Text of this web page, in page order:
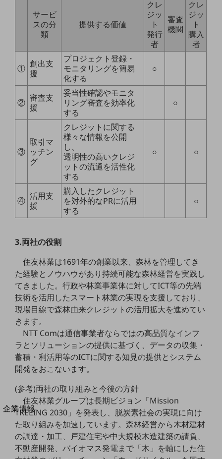
ネットワーク
モバイル・音声
バックオフィス
リモート・ハイブリッドワーク
その他のお悩みはこちら
業界から見つける
業界から見つけるTOP
製造業
小売・卸売業
運輸業
建設業
地域産業
その他の業界はこちら
ゲーム感覚で見つける
ビジネスお悩み診断
NTTドコモビジネス
オンラインショップ
モバイル・ICTサービスをオンラインで
相談・申し込みができるバーチャルショップ
法人向けモバイルトップ
はじめての方へ
サービス・商品を探す
新規会員登録/ログインはこちら
100回線以上のお問い合わせ・お見積りはこちら
別ウィンドウで開きます
企業情報
企業情報TOP
会社案内
会社案内TOP
サービ
スの分
類
提供する価値
クレ
ジッ
ト
発行
者
審査
機関
クレ
ジッ
ト
購入
者
① 創出支
援
プロジェクト登録・
モニタリングを簡易
化する
○
② 審査支
援
妥当性確認やモニタ
リング審査を効率化
する
○
③
取引マ
ッチン
グ
クレジットに関する
様々な情報を公開
し、
透明性の高いクレジ
ットの流通を活性化
する
○ ○
④ 活用支
援
購入したクレジット
を対外的なPRに活用
する
○
3.両社の役割
住友林業は1691年の創業以来、森林を管理してき
た経験とノウハウがあり持続可能な森林経営を実践し
てきました。行政や林業事業体に対してICT等の先端
技術を活用したスマート林業の実現を支援しており、
現場目線で森林由来クレジットの活用拡大を進めてい
きます。
NTT Comは通信事業者ならではの高品質なインフ
ラとソリューションの提供に基づく、データの収集・
蓄積・利活用等のICTに関する知見の提供とシステム
開発をおこないます。
(参考)両社の取り組みと今後の方針
住友林業グループは長期ビジョン「Mission
TREEING 2030」を発表し、脱炭素社会の実現に向け
た取り組みを加速しています。森林経営から木材建材
の調達・加工、戸建住宅や中大規模木造建築の請負、
不動産開発、バイオマス発電まで「木」を軸にした住